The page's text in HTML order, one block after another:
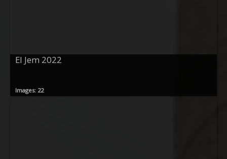
El Jem 2022
Images: 22